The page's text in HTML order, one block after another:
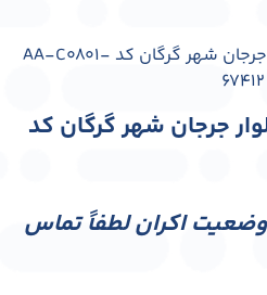
جرجان شهر گرگان کد
وضعیت اکران لطفاً تماس